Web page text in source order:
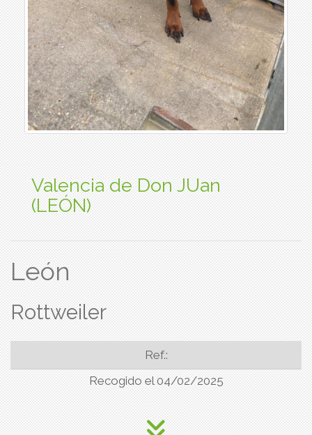
Valencia de Don JUan
(LEÓN)
León
Rottweiler
Ref.:
Recogido el 04/02/2025